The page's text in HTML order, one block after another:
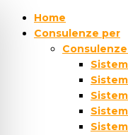
Home
Consulenze per